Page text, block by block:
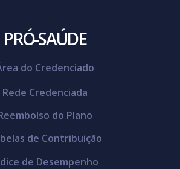
PRÓ-SAÚDE
do Credenciado
Rede Credenciada
do Plano
de Contribuição
de Desempenho